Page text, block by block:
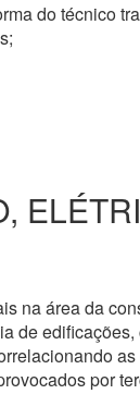
do técnico
na área da
de
por